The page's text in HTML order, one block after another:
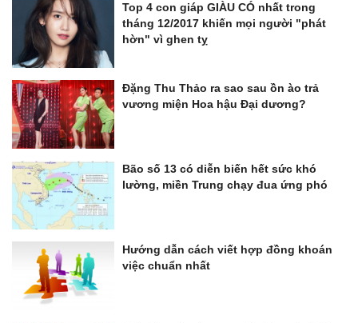
Top 4 con giáp GIÀU CÓ nhất trong
tháng 12/2017 khiến mọi người "phát
hờn" vì ghen tỵ
Đặng Thu Thảo ra sao sau ồn ào trả
vương miện Hoa hậu Đại dương?
Bão số 13 có diễn biến hết sức khó
lường, miền Trung chạy đua ứng phó
Hướng dẫn cách viết hợp đồng khoán
việc chuẩn nhất